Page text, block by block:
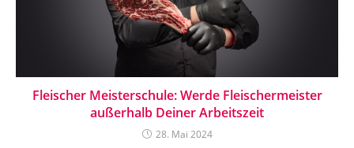
Fleischer Meisterschule: Werde Fleischermeister
außerhalb Deiner Arbeitszeit
28. Mai 2024